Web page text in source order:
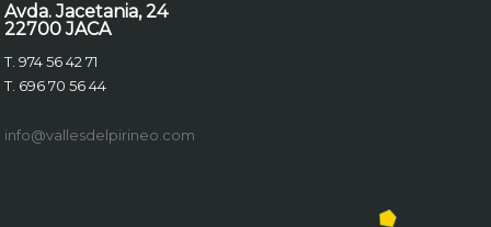
Avda. Jacetania, 24
22700 JACA
T. 974 56 42 71
T. 696 70 56 44
info@vallesdelpirineo.com